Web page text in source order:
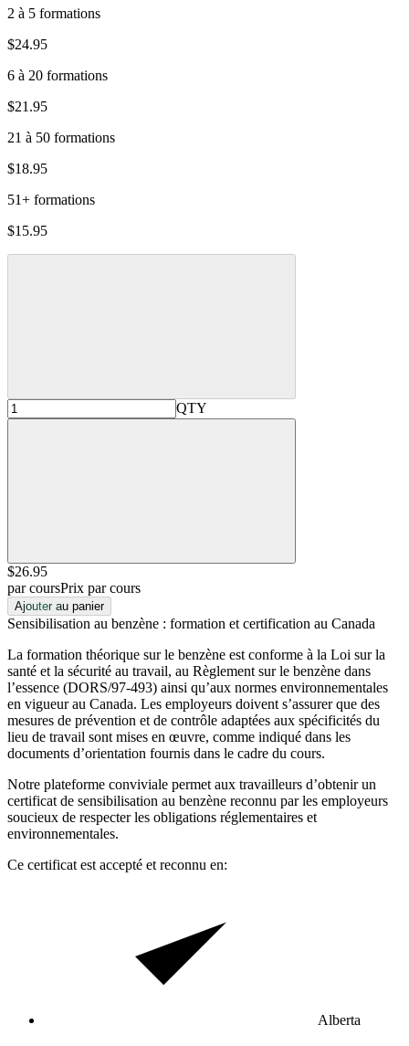
2 à 5 formations
$24.95
6 à 20 formations
$21.95
21 à 50 formations
$18.95
51+ formations
$15.95
QTY
$26.95
par coursPrix par cours
Ajouter au panier
Sensibilisation au benzène : formation et certification au Canada
La formation théorique sur le benzène est conforme à la Loi sur la
santé et la sécurité au travail, au Règlement sur le benzène dans
l’essence (DORS/97-493) ainsi qu’aux normes environnementales
en vigueur au Canada. Les employeurs doivent s’assurer que des
mesures de prévention et de contrôle adaptées aux spécificités du
lieu de travail sont mises en œuvre, comme indiqué dans les
documents d’orientation fournis dans le cadre du cours.
Notre plateforme conviviale permet aux travailleurs d’obtenir un
certificat de sensibilisation au benzène reconnu par les employeurs
soucieux de respecter les obligations réglementaires et
environnementales.
Ce certificat est accepté et reconnu en:
Alberta